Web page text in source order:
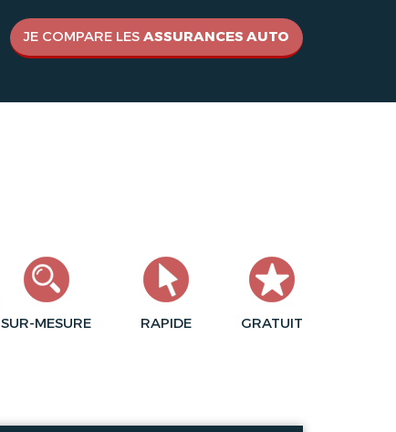
JE COMPARE LES ASSURANCES AUTO
SUR-MESURE RAPIDE GRATUIT